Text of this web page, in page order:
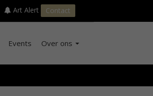
Art Alert Contact
Events Over ons